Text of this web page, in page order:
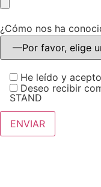
¿Cómo nos ha
He leído y
Deseo recibir
STAND